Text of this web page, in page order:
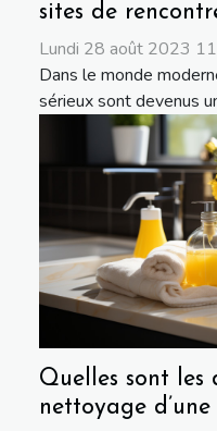
sites de
Lundi 28 août 2023
Dans le monde
sérieux sont devenus
Quelles sont les
nettoyage